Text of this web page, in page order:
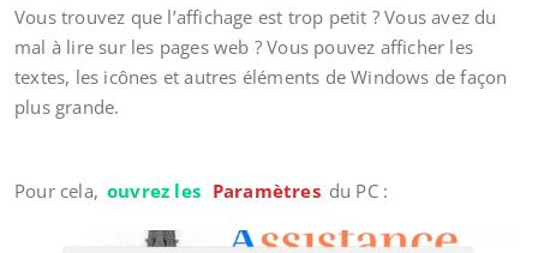
Vous trouvez que l’affichage est trop petit ? Vous avez du
mal à lire sur les pages web ? Vous pouvez afficher les
textes, les icônes et autres éléments de Windows de façon
plus grande.
Pour cela, ouvrez les Paramètres du PC :